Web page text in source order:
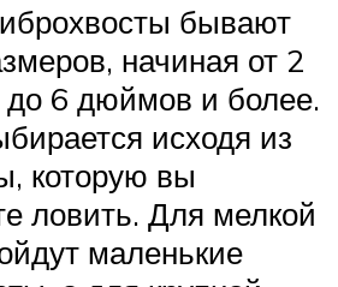
бывают
начиная от 2
6 дюймов и более.
исходя из
которую вы
ловить. Для мелкой
маленькие